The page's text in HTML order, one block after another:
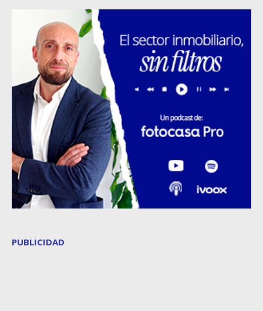
PUBLICIDAD